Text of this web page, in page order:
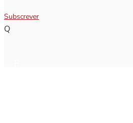
Subscrever
Q